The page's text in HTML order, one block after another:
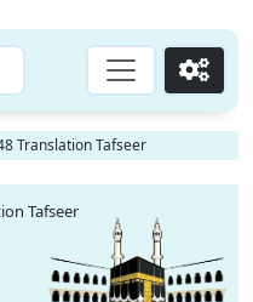
Go
Translation Tafseer
Tafseer